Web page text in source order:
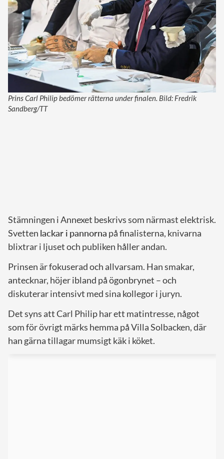
Prins Carl Philip bedömer rätterna under finalen. Bild: Fredrik
Sandberg/TT
Stämningen i Annexet beskrivs som närmast elektrisk.
Svetten lackar i pannorna på finalisterna, knivarna
blixtrar i ljuset och publiken håller andan.
Prinsen är fokuserad och allvarsam. Han smakar,
antecknar, höjer ibland på ögonbrynet – och
diskuterar intensivt med sina kollegor i juryn.
Det syns att Carl Philip har ett matintresse, något
som för övrigt märks hemma på Villa Solbacken, där
han gärna tillagar mumsigt käk i köket.